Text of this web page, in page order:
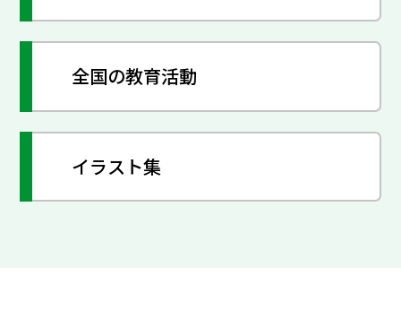
全国の教育活動
イラスト集